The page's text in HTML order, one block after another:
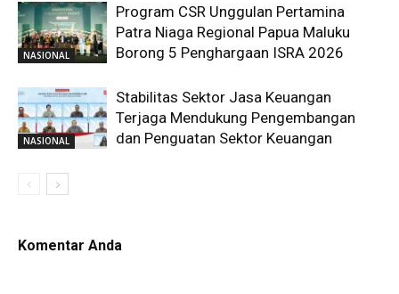
NASIONAL
Program CSR Unggulan Pertamina
Patra Niaga Regional Papua Maluku
Borong 5 Penghargaan ISRA 2026
NASIONAL
Stabilitas Sektor Jasa Keuangan
Terjaga Mendukung Pengembangan
dan Penguatan Sektor Keuangan
Komentar Anda